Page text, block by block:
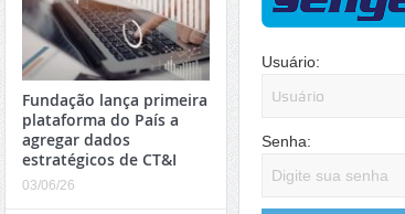
Fundação lança primeira
plataforma do País a
agregar dados
estratégicos de CT&I
03/06/26
Usuário:
Senha: